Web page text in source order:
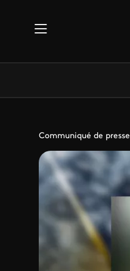
Communiqué de presse